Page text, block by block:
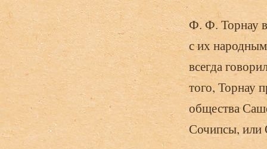
Ф. Ф. Торнау в
с их
всегда
того, Торнау
общества
Сочипсы, или